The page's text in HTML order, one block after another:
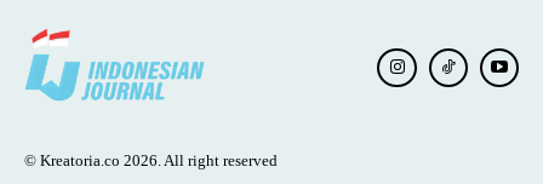
© Kreatoria.co 2026. All right reserved